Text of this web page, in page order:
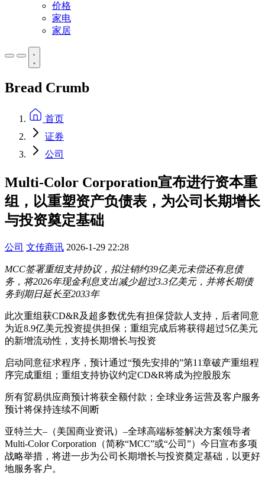
价格
家电
家居
Bread Crumb
首页
证券
公司
Multi-Color Corporation宣布进行资本重
组，以重塑资产负债表，为公司长期增长
与投资奠定基础
公司 文传商讯 2026-1-29 22:28
MCC签署重组支持协议，拟注销约39亿美元未偿还有息债
务，将2026年现金利息支出减少超过3.3亿美元，并将长期债
务到期日延长至2033年
此次重组获CD&R及超多数优先有担保贷款人支持，后者同意
为近8.9亿美元投资提供担保；重组完成后将获得超过5亿美元
的新增流动性，支持长期增长与投资
启动同意征求程序，预计通过“预先安排的”第11章破产重组程
序完成重组；重组支持协议约定CD&R将成为控股股东
所有贸易供应商预计将获全额付款；全球业务运营及客户服务
预计将保持连续不间断
亚特兰大–（美国商业资讯）–全球高端标签解决方案领导者
Multi-Color Corporation（简称“MCC”或“公司”）今日宣布多项
战略举措，将进一步为公司长期增长与投资奠定基础，以更好
地服务客户。